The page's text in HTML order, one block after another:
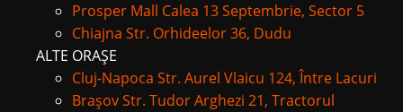
Prosper Mall Calea 13 Septembrie, Sector 5
Chiajna Str. Orhideelor 36, Dudu
ALTE ORAȘE
Cluj-Napoca Str. Aurel Vlaicu 124, Între Lacuri
BrașovStr. Tudor Arghezi 21, Tractorul